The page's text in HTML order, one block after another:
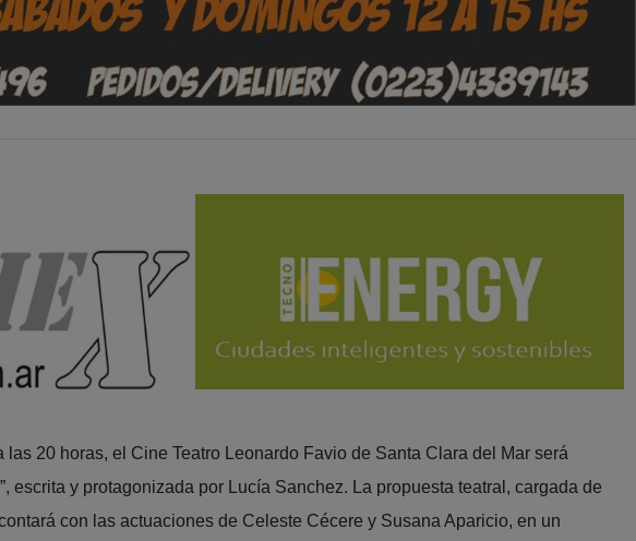
las 20 horas, el Cine Teatro Leonardo Favio de Santa Clara del Mar será
escrita y protagonizada por Lucía Sanchez. La propuesta teatral, cargada de
con las actuaciones de Celeste Cécere y Susana Aparicio, en un